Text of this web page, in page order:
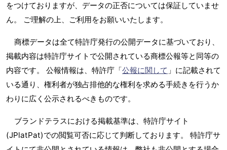
をつけておりますが、データの正否については保証していませ
ん。 ご理解の上、ご利用をお願いいたします。
商標データは全て特許庁発行の公開データに基づいており、
掲載内容は特許庁サイトで公開されている商標公報等と同等の
内容です。 公報情報は、特許庁「公報に関して 」に記載されて
いる通り、権利者が独占排他的な権利を求める手続きを行うか
わりに広く公示されるべきものです。
ブランドテラスにおける掲載基準は、特許庁サイト
(JPlatPat)での閲覧可否に応じて判断しております。 特許庁サ